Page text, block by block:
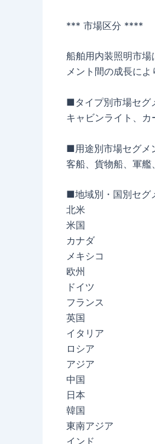
*** 市場区分 ****
船舶用内装照明市
メント間の成長によ
■タイプ別市場セグ
キャビンライト、
■用途別市場セグメ
客船、貨物船、軍艦
■地域別・国別セグ
北米
米国
カナダ
メキシコ
欧州
ドイツ
フランス
英国
イタリア
ロシア
アジア
中国
日本
韓国
東南アジア
インド